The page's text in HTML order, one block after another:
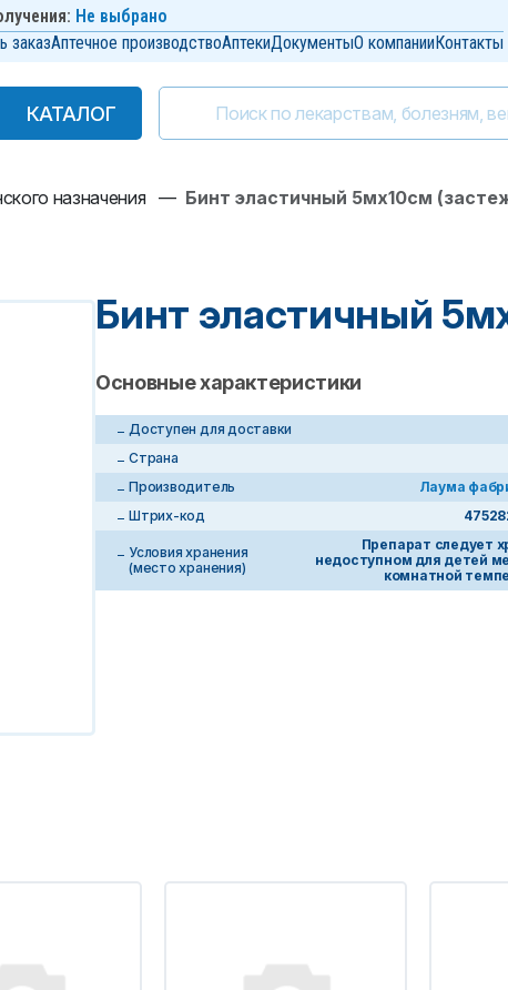
Не выбрано
заказАптечное производствоАптекиДокументыО компанииКонтакты
КАТАЛОГ
КАТАЛОГ
назначения — Бинт эластичный 5мх10см
Бинт эластичный
Основные характеристики
Доступен для доставки
Страна
Производитель
Лаума
Штрих-код
Условия хранения
(место хранения)
Препарат следует
недоступном для детей
комнатной